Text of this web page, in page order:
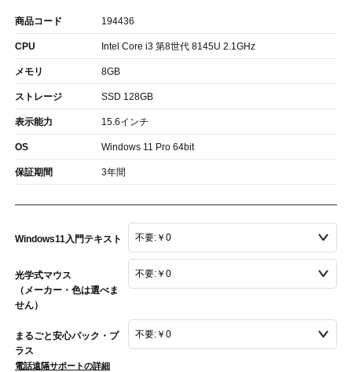
商品コード 194436
CPU Intel Core i3 第8世代 8145U 2.1GHz
メモリ 8GB
ストレージ SSD 128GB
表示能力 15.6インチ
OS Windows 11 Pro 64bit
保証期間 3年間
Windows11入門テキスト
光学式マウス
（メーカー・色は選べま
せん）
まるごと安心パック・プ
ラス
電話遠隔サポートの詳細